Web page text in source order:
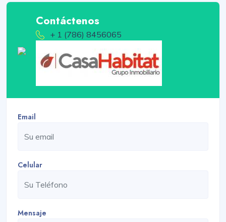
Contáctenos
+ 1 (786) 8456065
Email
Celular
Mensaje